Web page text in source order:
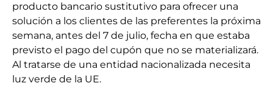
producto bancario sustitutivo para ofrecer una
solución a los clientes de las preferentes la próxima
semana, antes del 7 de julio, fecha en que estaba
previsto el pago del cupón que no se materializará.
Al tratarse de una entidad nacionalizada necesita
luz verde de la UE.